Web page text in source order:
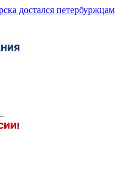
достался петербуржцам